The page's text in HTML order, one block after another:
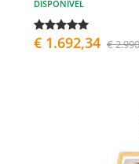
DISPONÍVEL
€ 1.692,34 €